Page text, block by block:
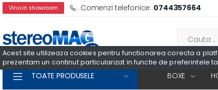
Acest site utilizeaza cookies pentru functionarea corecta a
prezentam un continut particularizat in functie de preferintele
Vino in showroom Comenzi telefonice: 0744357664
TOATE PRODUSELE BOXE